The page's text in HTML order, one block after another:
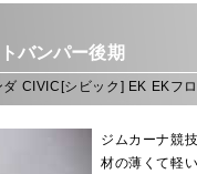
バンパー後期
CIVIC[シビック] EK EKフ
ジムカーナ競
材の薄くて軽